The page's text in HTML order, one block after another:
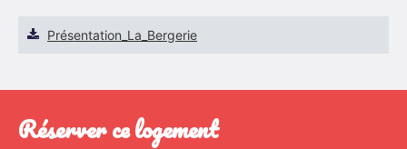
Présentation_La_Bergerie
réserver ce logement